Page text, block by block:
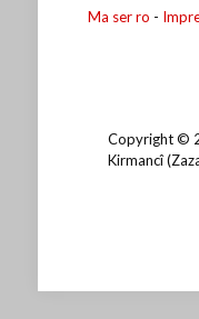
Ma ser ro -
Copyright ©
Kirmancî